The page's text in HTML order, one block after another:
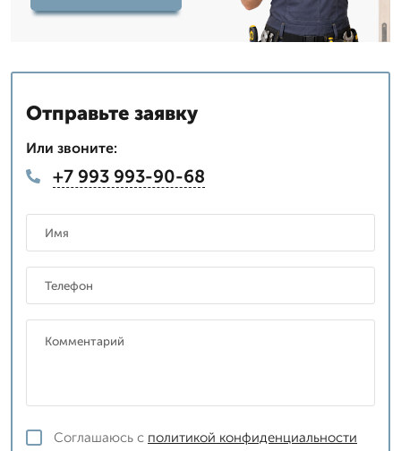
Отправьте заявку
Или звоните:
+7 993 993-90-68
Соглашаюсь с политикой конфиденциальности